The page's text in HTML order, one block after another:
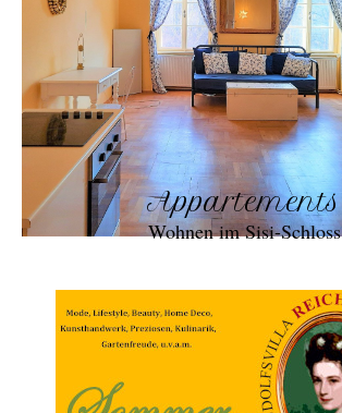
Appartements
Wohnen im Sisi-Schloss